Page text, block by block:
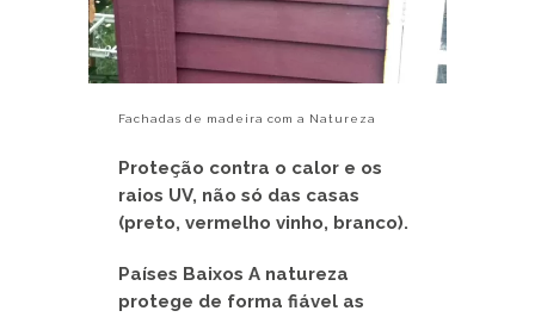
Fachadas de madeira com a Natureza
Proteção contra o calor e os
raios UV, não só das casas
(preto, vermelho vinho, branco).
Países Baixos A natureza
protege de forma fiável as